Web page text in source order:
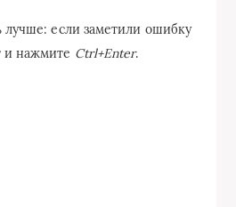
лучше: если заметили ошибку
и нажмите Ctrl+Enter.